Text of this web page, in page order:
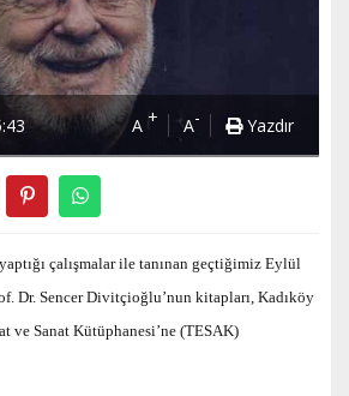
A + A- Yazdır
çalışmalar ile tanınan geçtiğimiz Eylül
Dr. Sencer Divitçioğlu’nun kitapları, Kadıköy
ve Sanat Kütüphanesi’ne (TESAK)